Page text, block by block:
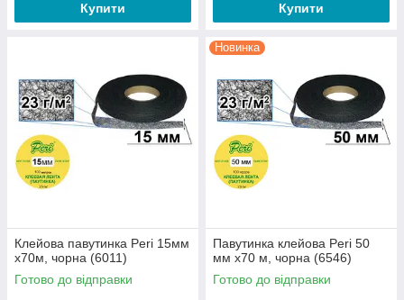
Купити Купити
Клейова павутинка Peri 15мм
х70м, чорна (6011)
Готово до відправки
Новинка
Павутинка клейова Peri 50
мм х70 м, чорна (6546)
Готово до відправки